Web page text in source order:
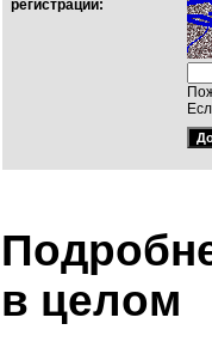
регистраций:
в целом